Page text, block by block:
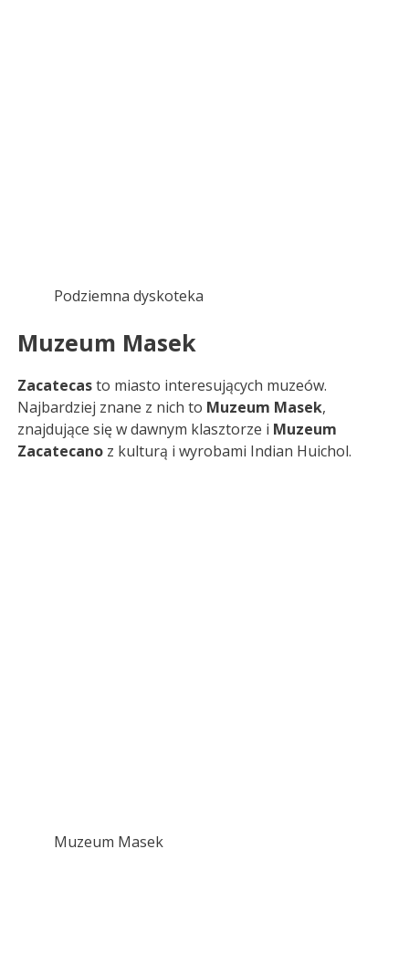
Podziemna dyskoteka
Muzeum Masek
Zacatecasto miasto interesujących muzeów.
Najbardziej znane z nich to Muzeum Masek,
znajdujące się w dawnym klasztorze i Muzeum
Zacatecano z kulturą i wyrobami Indian Huichol.
Muzeum Masek